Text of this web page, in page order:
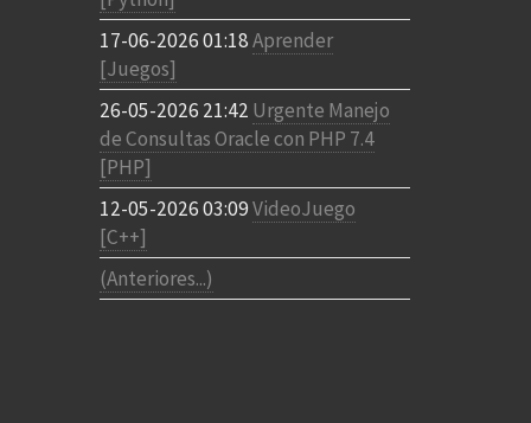
17-06-2026 01:18Aprender
[Juegos]
26-05-2026 21:42 Urgente Manejo
de Consultas Oracle con PHP 7.4
[PHP]
12-05-2026 03:09VideoJuego
[C++]
(Anteriores...)